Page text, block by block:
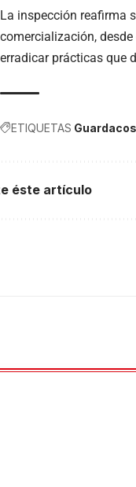
La inspección reafirma
comercialización,
erradicar prácticas que
ETIQUETAS
éste artículo